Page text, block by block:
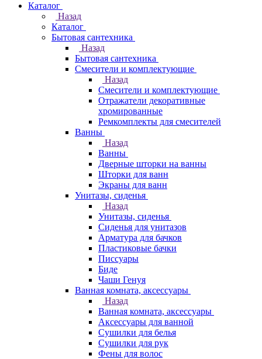
Каталог
Назад
Каталог
Бытовая сантехника
Назад
Бытовая сантехника
Смесители и комплектующие
Назад
Смесители и комплектующие
Отражатели декоративные
хромированные
Ремкомплекты для смесителей
Ванны
Назад
Ванны
Дверные шторки на ванны
Шторки для ванн
Экраны для ванн
Унитазы, сиденья
Назад
Унитазы, сиденья
Сиденья для унитазов
Арматура для бачков
Пластиковые бачки
Писсуары
Биде
Чаши Генуя
Ванная комната, аксессуары
Назад
Ванная комната, аксессуары
Аксессуары для ванной
Сушилки для белья
Сушилки для рук
Фены для волос